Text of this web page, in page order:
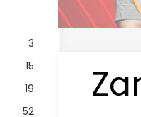
3
15
19
52